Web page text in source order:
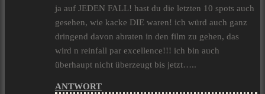
ja auf JEDEN FALL! hast du die letzten 10 spots auch
gesehen, wie kacke DIE waren! ich würd auch ganz
dringend davon abraten in den film zu gehen, das
wird n reinfall par excellence!!! ich bin auch
überhaupt nicht überzeugt bis jetzt…..
ANTWORT